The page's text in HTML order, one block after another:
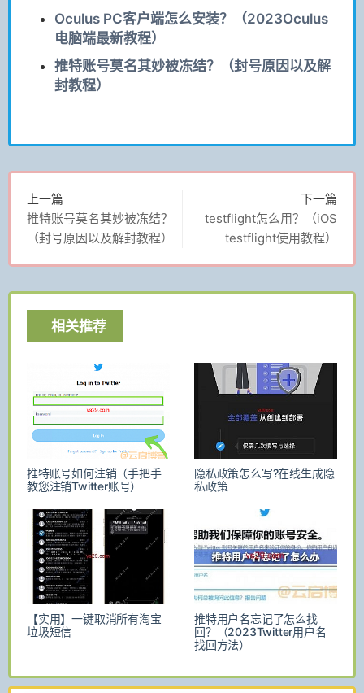
Oculus PC客户端怎么安装？（2023Oculus
电脑端最新教程）
推特账号莫名其妙被冻结？（封号原因以及解
封教程）
上一篇
推特账号莫名其妙被冻结？
（封号原因以及解封教程）
下一篇
testflight怎么用？（iOS
testflight使用教程）
相关推荐
推特账号如何注销（手把手
教您注销Twitter账号）
隐私政策怎么写?在线生成隐
私政策
【实用】一键取消所有淘宝
垃圾短信
推特用户名忘记了怎么找
回？（2023Twitter用户名
找回方法）